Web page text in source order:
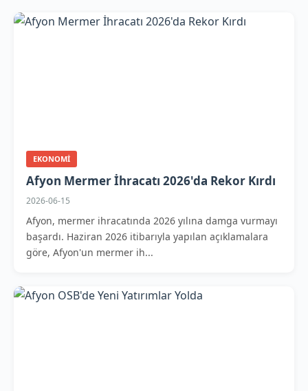
EKONOMI
Afyon Mermer İhracatı 2026'da Rekor Kırdı
2026-06-15
Afyon, mermer ihracatında 2026 yılına damga vurmayı
başardı. Haziran 2026 itibarıyla yapılan açıklamalara
göre, Afyon'un mermer ih...